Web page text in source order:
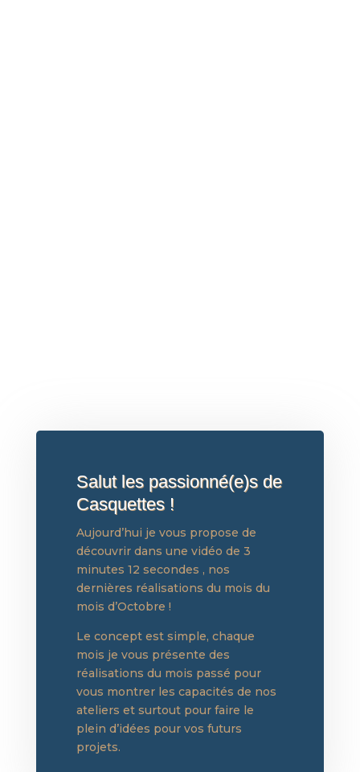
Salut les passionné(e)s de
Casquettes !
Aujourd’hui je vous propose de
découvrir dans une vidéo de 3
minutes 12 secondes , nos
dernières réalisations du mois du
mois d’Octobre !
Le concept est simple, chaque
mois je vous présente des
réalisations du mois passé pour
vous montrer les capacités de nos
ateliers et surtout pour faire le
plein d’idées pour vos futurs
projets.